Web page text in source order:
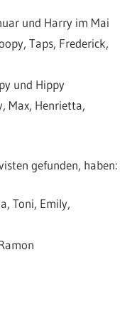
und Harry im Mai
Taps, Frederick,
und Hippy
Max, Henrietta,
gefunden, haben:
Toni, Emily,